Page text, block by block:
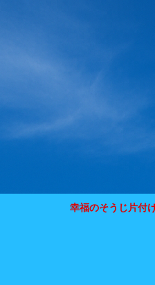
幸福のそうじ片付